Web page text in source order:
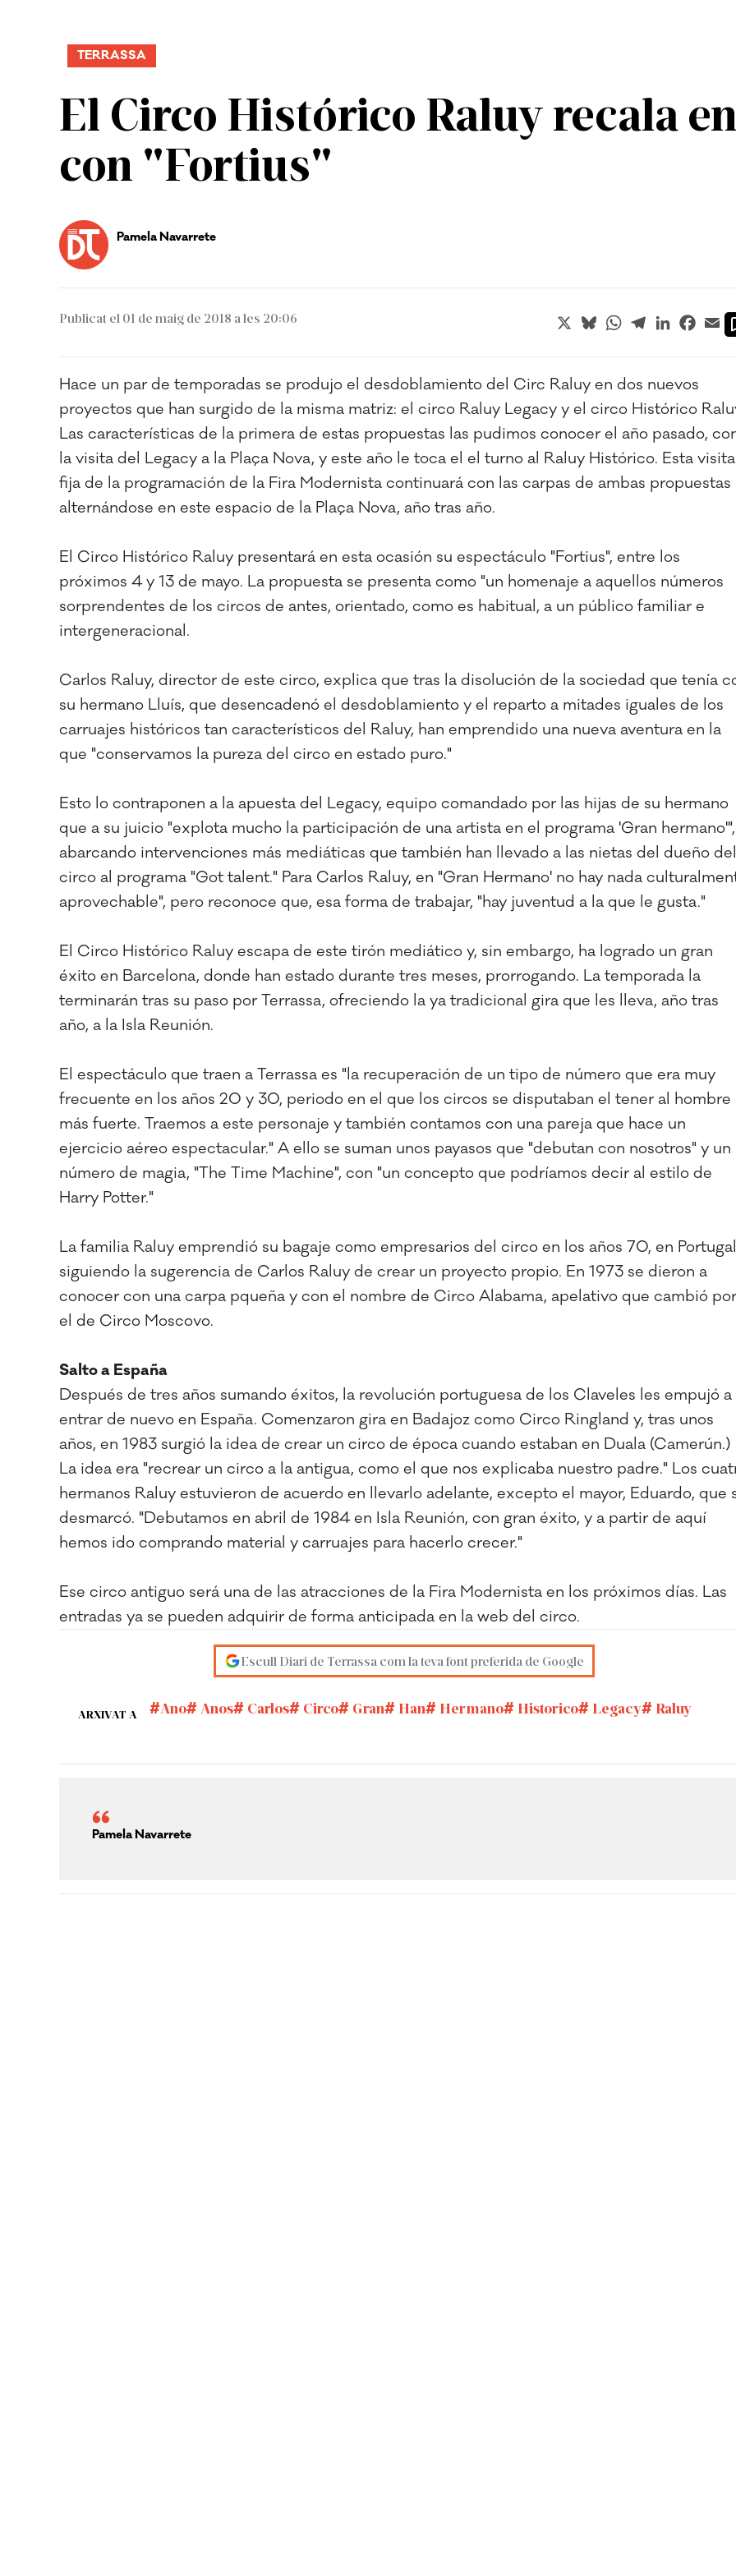
El Circo Histórico Raluy recala
con "Fortius"
TERRASSA
Pamela Navarrete
Publicat el 01 de maig de 2018 a les 20:06 X BlueskyWhatsApp
TelegramLinkedIn
Hace un par de temporadas se produjo el desdoblamiento del Circ Raluy en dos nuevos
proyectos que han surgido de la misma matriz: el circo Raluy Legacy y el circo Histórico
Las características de la primera de estas propuestas las pudimos conocer el año pasado,
la visita del Legacy a la Plaça Nova, y este año le toca el el turno al Raluy Histórico. Esta visita
fija de la programación de la Fira Modernista continuará con las carpas de ambas propuestas
alternándose en este espacio de la Plaça Nova, año tras año.
El Circo Histórico Raluy presentará en esta ocasión su espectáculo "Fortius", entre los
próximos 4 y 13 de mayo. La propuesta se presenta como "un homenaje a aquellos números
sorprendentes de los circos de antes, orientado, como es habitual, a un público familiar e
intergeneracional.
Carlos Raluy, director de este circo, explica que tras la disolución de la sociedad que tenía
su hermano Lluís, que desencadenó el desdoblamiento y el reparto a mitades iguales de los
carruajes históricos tan característicos del Raluy, han emprendido una nueva aventura en la
que "conservamos la pureza del circo en estado puro."
Esto lo contraponen a la apuesta del Legacy, equipo comandado por las hijas de su hermano
que a su juicio "explota mucho la participación de una artista en el programa 'Gran hermano'",
abarcando intervenciones más mediáticas que también han llevado a las nietas del dueño del
circo al programa "Got talent." Para Carlos Raluy, en "Gran Hermano' no hay nada
aprovechable", pero reconoce que, esa forma de trabajar, "hay juventud a la que le gusta."
El Circo Histórico Raluy escapa de este tirón mediático y, sin embargo, ha logrado un gran
éxito en Barcelona, donde han estado durante tres meses, prorrogando. La temporada la
terminarán tras su paso por Terrassa, ofreciendo la ya tradicional gira que les lleva, año tras
año, a la Isla Reunión.
El espectáculo que traen a Terrassa es "la recuperación de un tipo de número que era muy
frecuente en los años 20 y 30, periodo en el que los circos se disputaban el tener al hombre
más fuerte. Traemos a este personaje y también contamos con una pareja que hace un
ejercicio aéreo espectacular." A ello se suman unos payasos que "debutan con nosotros" y un
número de magia, "The Time Machine", con "un concepto que podríamos decir al estilo de
Harry Potter."
La familia Raluy emprendió su bagaje como empresarios del circo en los años 70, en
siguiendo la sugerencia de Carlos Raluy de crear un proyecto propio. En 1973 se dieron a
conocer con una carpa pqueña y con el nombre de Circo Alabama, apelativo que cambió por
el de Circo Moscovo.
Salto a España
Después de tres años sumando éxitos, la revolución portuguesa de los Claveles les empujó a
entrar de nuevo en España. Comenzaron gira en Badajoz como Circo Ringland y, tras unos
años, en 1983 surgió la idea de crear un circo de época cuando estaban en Duala (Camerún.)
La idea era "recrear un circo a la antigua, como el que nos explicaba nuestro padre." Los
hermanos Raluy estuvieron de acuerdo en llevarlo adelante, excepto el mayor, Eduardo, que
desmarcó. "Debutamos en abril de 1984 en Isla Reunión, con gran éxito, y a partir de aquí
hemos ido comprando material y carruajes para hacerlo crecer."
Ese circo antiguo será una de las atracciones de la Fira Modernista en los próximos días. Las
entradas ya se pueden adquirir de forma anticipada en la web del circo.
Escull Diari de Terrassa com la teva font preferida de Google
ARXIVAT A Ano Anos Carlos Circo Gran Han Hermano Historico Legacy Raluy
Pamela Navarrete